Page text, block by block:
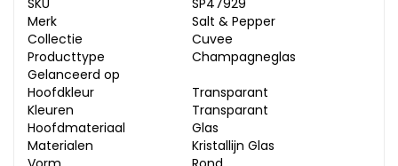
SKU
SP47929
Merk
Salt & Pepper
Collectie
Cuvee
Producttype
Champagneglas
Gelanceerd op
Hoofdkleur
Transparant
Kleuren
Transparant
Hoofdmateriaal
Glas
Materialen
Kristallijn Glas